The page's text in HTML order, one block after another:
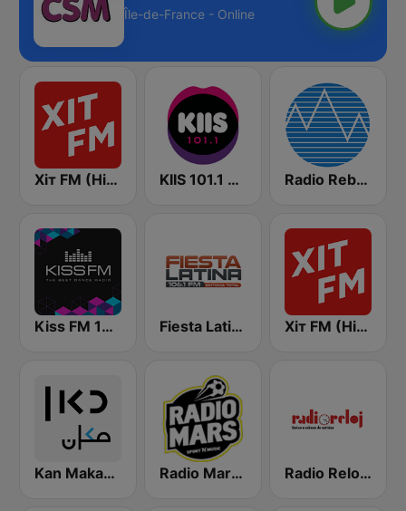
Île-de-France - Online
Хіт FM (Hit FM) KIIS 101.1 Melbourne Radio Rebelde FM
Kiss FM 106.5 (Кисc ФМ) Fiesta Latina 106.1 FM Хіт FM (Hit FM) - Top
Kan Makan (مكان) Radio Mars (راديو مرس) Radio Reloj 950 AM